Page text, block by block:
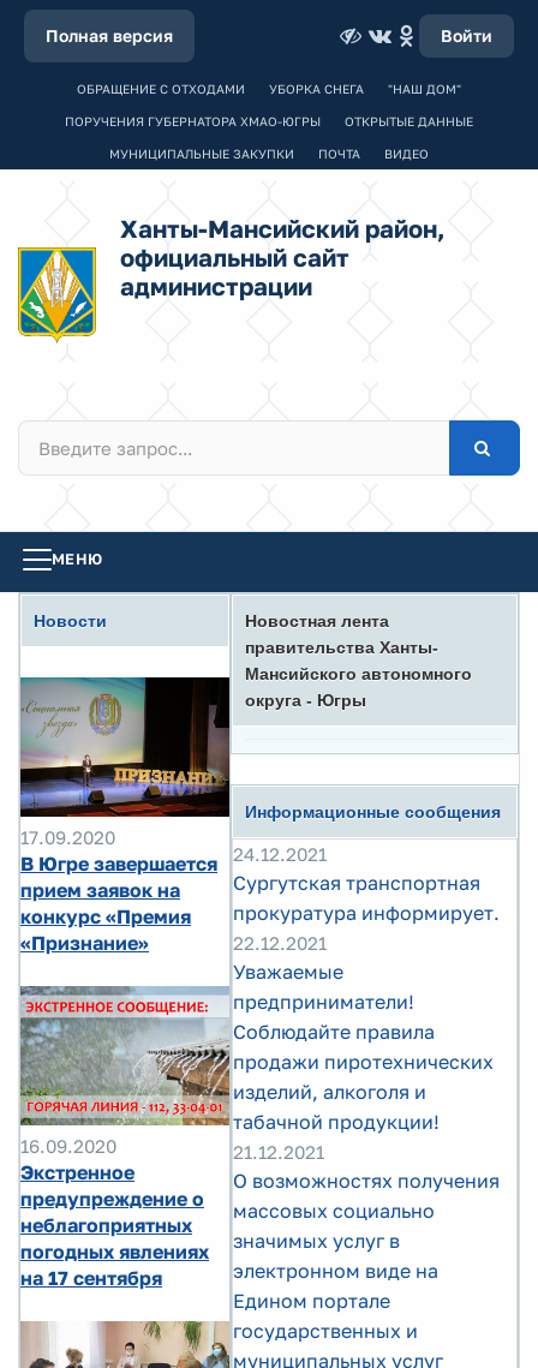
Полная версия Войти
ОБРАЩЕНИЕ С ОТХОДАМИ УБОРКА СНЕГА "НАШ ДОМ"
ПОРУЧЕНИЯ ГУБЕРНАТОРА ХМАО-ЮГРЫ ОТКРЫТЫЕ ДАННЫЕ
МУНИЦИПАЛЬНЫЕ ЗАКУПКИ ПОЧТА ВИДЕО
Ханты-Мансийский район,
официальный сайт
администрации
МЕНЮ
Новости
17.09.2020
В Югре завершается
прием заявок на
конкурс «Премия
«Признание»
16.09.2020
Экстренное
предупреждение о
неблагоприятных
погодных явлениях
на 17 сентября
Новостная лента
правительства Ханты-
Мансийского автономного
округа - Югры
Информационные сообщения
24.12.2021
Сургутская транспортная
прокуратура информирует.
22.12.2021
Уважаемые
предприниматели!
Соблюдайте правила
продажи пиротехнических
изделий, алкоголя и
табачной продукции!
21.12.2021
О возможностях получения
массовых социально
значимых услуг в
электронном виде на
Едином портале
государственных и
муниципальных услуг